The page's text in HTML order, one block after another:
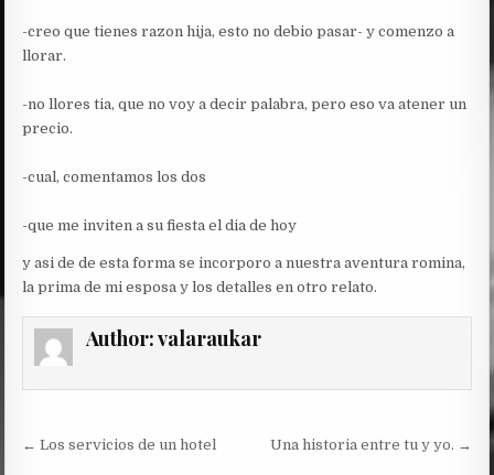
-creo que tienes razon hija, esto no debio pasar- y comenzo a
llorar.
-no llores tia, que no voy a decir palabra, pero eso va atener un
precio.
-cual, comentamos los dos
-que me inviten a su fiesta el dia de hoy
y asi de de esta forma se incorporo a nuestra aventura romina,
la prima de mi esposa y los detalles en otro relato.
Author:valaraukar
Post
← Los servicios de un hotel Una historia entre tu y yo. →